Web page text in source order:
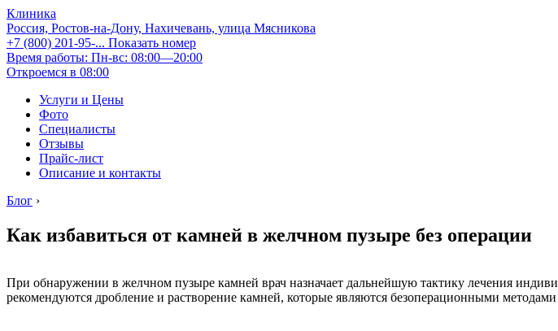
Клиника
Россия, Ростов-на-Дону, Нахичевань, улица Мясникова
+7 (800) 201-95-... Показать номер
Время работы: Пн-вс: 08:00—20:00
Откроемся в 08:00
Услуги и Цены
Фото
Специалисты
Отзывы
Прайс-лист
Описание и контакты
Блог ›
Как избавиться от камней в желчном пузыре без операции
При обнаружении в желчном пузыре камней врач назначает дальнейшую тактику лечения
рекомендуются дробление и растворение камней, которые являются безоперационными